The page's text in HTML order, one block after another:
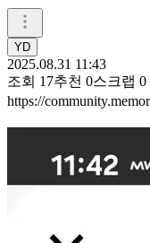
YD
2025.08.31 11:43
조회 17추천 0스크랩 0
https://